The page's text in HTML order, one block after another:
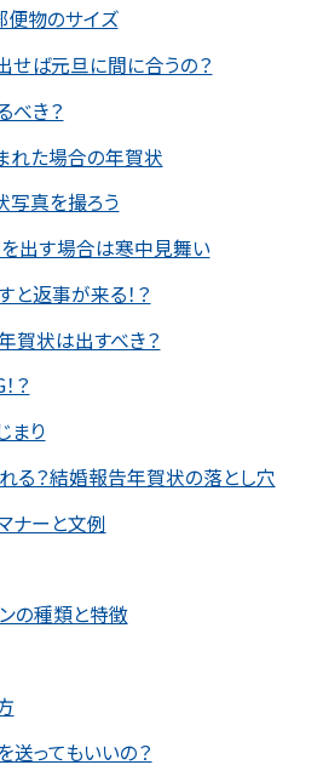
便物のサイズ
せば元旦に間に合うの？
べき？
れた場合の年賀状
真を撮ろう
出す場合は寒中見舞い
返事が来る！？
賀状は出すべき？
？
まり
る？結婚報告年賀状の落とし穴
ナーと文例
の種類と特徴
ってもいいの？